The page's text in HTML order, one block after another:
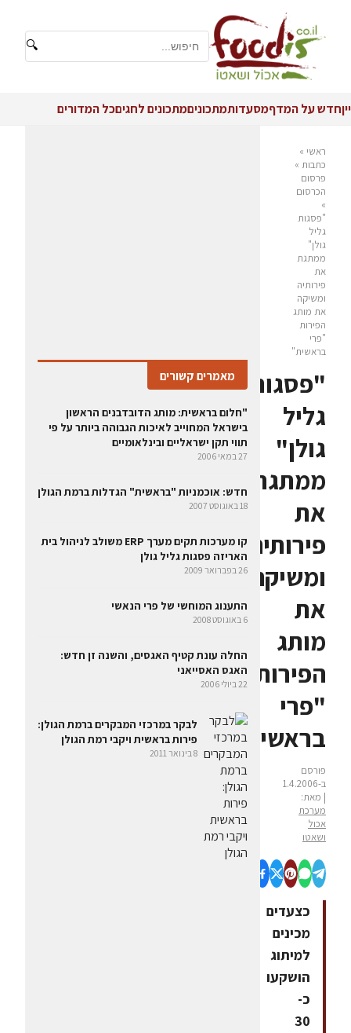
🔍
ייןחדש על המדףמסעדותמתכוניםמתכונים לחגיםכל המדורים
ראשי »
כתבות »
פרסום
הכרסום
»
"פסגות
גליל
גולן"
ממתגת
את
פירותיה
ומשיקה
את מותג
הפירות
"פרי
בראשית"
"פסגות
גליל
גולן"
ממתגת
את
פירותיה
ומשיקה
את
מותג
הפירות
"פרי
בראשית"
פורסם
ב-1.4.2006
| מאת:
מערכת
אכול
ושאטו
כצעדים
מכינים
למיתוג
הושקעו
כ-
30
מאמרים קשורים
"חלום בראשית: מותג הדובדבנים הראשון
בישראל המחוייב לאיכות הגבוהה ביותר על פי
תווי תקן ישראליים ובינלאומיים
27 במאי 2006
חדש: אוכמניות "בראשית" הגדלות ברמת הגולן
18 באוגוסט 2007
קו מערכות תקים מערך ERP משולב לניהול בית
האריזה פסגות גליל גולן
26 בפברואר 2009
התענוג המוחשי של פרי הנאשי
6 באוגוסט 2008
‏החלה עונת קטיף האגסים, והשנה זן חדש:
האגס האסייאני
22 ביולי 2006
לבקר במרכזי המבקרים ברמת הגולן:
פירות בראשית ויקבי רמת הגולן
8 בינואר 2011